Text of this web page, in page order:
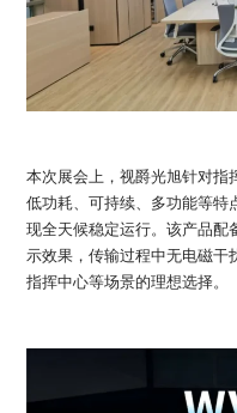
本次展会上，视爵光旭针对指
低功耗、可持续、多功能等特
现全天候稳定运行。该产品配
示效果，传输过程中无电磁干
指挥中心等场景的理想选择。